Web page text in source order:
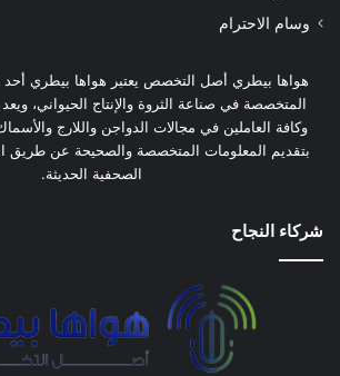
وسام الاحترام
هواها بيطري أصل التخصص يعتبر هواها بيطري أحد
المتخصصة في صناعة الثروة والإنتاج الحيواني، ويعد
وكافة العاملين في مجالات الدواجن واللارج
بتقديم المعلومات المتخصصة والصحيحة عن طريق
الصحفية الحديثة.
شركاء النجاح